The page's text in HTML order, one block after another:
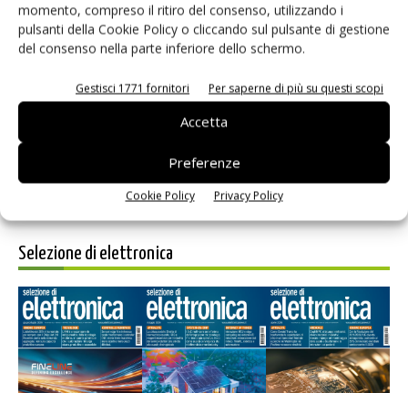
momento, compreso il ritiro del consenso, utilizzando i
pulsanti della Cookie Policy o cliccando sul pulsante di gestione
del consenso nella parte inferiore dello schermo.
Gestisci 1771 fornitori Per saperne di più su questi scopi
Accetta
Preferenze
Cookie Policy Privacy Policy
prossimi commenti.
Selezione di elettronica